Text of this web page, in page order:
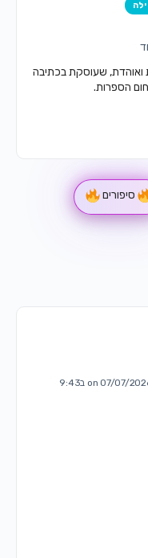
ואוהדת, שעוסקת בכתיבה
הספרות.
סיפורים
on 07/07/2026 ב9:43